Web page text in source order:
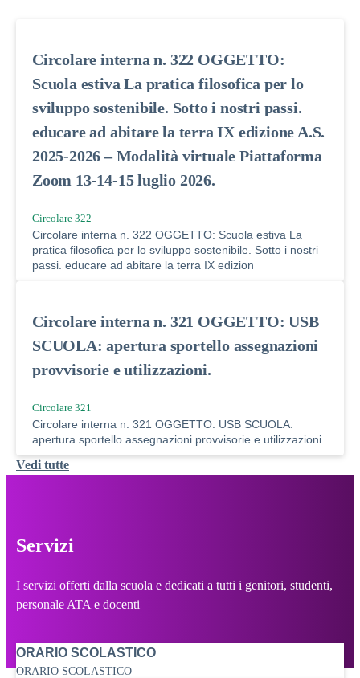
Circolare interna n. 322 OGGETTO:
Scuola estiva La pratica filosofica per lo
sviluppo sostenibile. Sotto i nostri passi.
educare ad abitare la terra IX edizione A.S.
2025-2026 – Modalità virtuale Piattaforma
Zoom 13-14-15 luglio 2026.
Circolare 322
Circolare interna n. 322 OGGETTO: Scuola estiva La
pratica filosofica per lo sviluppo sostenibile. Sotto i nostri
passi. educare ad abitare la terra IX edizion
Circolare interna n. 321 OGGETTO: USB
SCUOLA: apertura sportello assegnazioni
provvisorie e utilizzazioni.
Circolare 321
Circolare interna n. 321 OGGETTO: USB SCUOLA:
apertura sportello assegnazioni provvisorie e utilizzazioni.
Vedi tutte
Servizi
I servizi offerti dalla scuola e dedicati a tutti i genitori, studenti,
personale ATA e docenti
ORARIO SCOLASTICO
ORARIO SCOLASTICO